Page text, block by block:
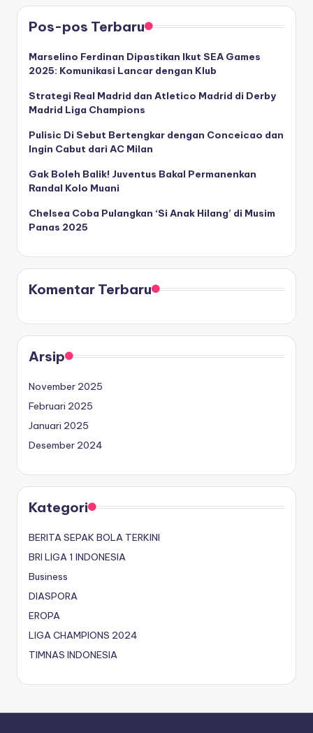
Pos-pos Terbaru
Marselino Ferdinan Dipastikan Ikut SEA Games
2025: Komunikasi Lancar dengan Klub
Strategi Real Madrid dan Atletico Madrid di Derby
Madrid Liga Champions
Pulisic Di Sebut Bertengkar dengan Conceicao dan
Ingin Cabut dari AC Milan
Gak Boleh Balik! Juventus Bakal Permanenkan
Randal Kolo Muani
Chelsea Coba Pulangkan ‘Si Anak Hilang’ di Musim
Panas 2025
Komentar Terbaru
Arsip
November 2025
Februari 2025
Januari 2025
Desember 2024
Kategori
BERITA SEPAK BOLA TERKINI
BRI LIGA 1 INDONESIA
Business
DIASPORA
EROPA
LIGA CHAMPIONS 2024
TIMNAS INDONESIA